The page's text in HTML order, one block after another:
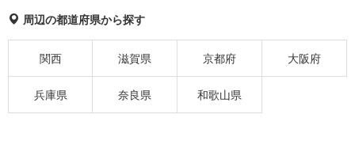
周辺の都道府県から探す
関西 滋賀県 京都府 大阪府
兵庫県 奈良県 和歌山県